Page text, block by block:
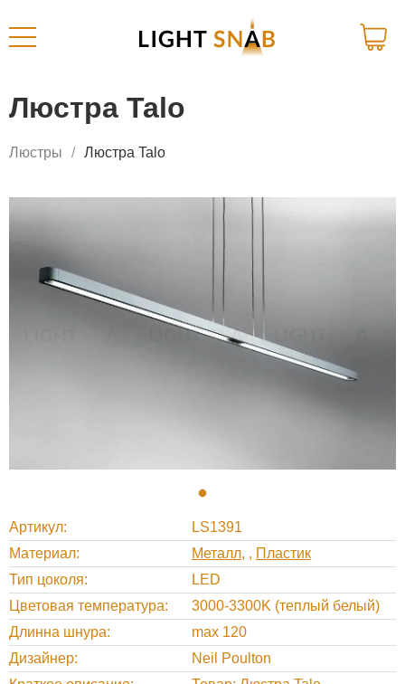
Люстра Talo
Люстры Люстра Talo
Артикул
LS1391
Материал
Металл , Пластик
Тип цоколя
LED
Цветовая температура
3000-3300K (теплый белый)
Длинна шнура
max 120
Дизайнер
Neil Poulton